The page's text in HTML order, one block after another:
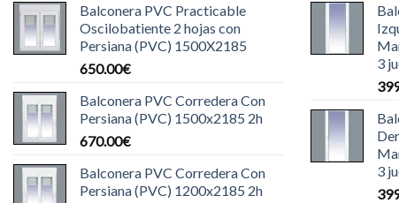
Balconera PVC Practicable
Oscilobatiente 2 hojas con
Persiana (PVC) 1500X2185
650.00€
Balconera PVC Corredera Con
Persiana (PVC) 1500x2185 2h
670.00€
Balconera PVC Corredera Con
Persiana (PVC) 1200x2185 2h
3
3